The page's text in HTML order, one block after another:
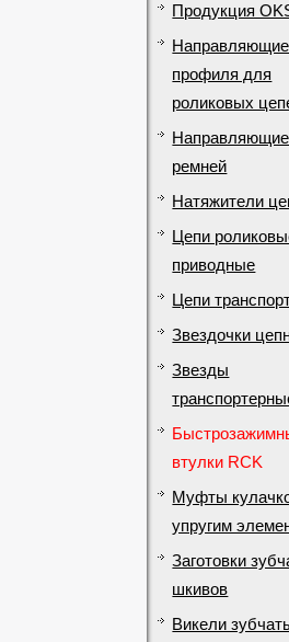
Продукция
профиля для
роликовых
ремней
Натяжители
Цепи
приводные
Цепи
Звездочки
Звезды
втулки RCK
Муфты
упругим
Заготовки
шкивов
Викели